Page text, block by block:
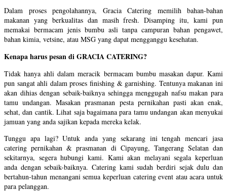
​Dalam proses pengolahannya, Gracia Catering memilih bahan-bahan
makanan yang berkualitas dan masih fresh. Disamping itu, kami pun
memakai bermacam jenis bumbu asli tanpa campuran bahan pengawet,
bahan kimia, vetsine, atau MSG yang dapat mengganggu kesehatan.
Kenapa harus pesan di GRACIA CATERING?
Tidak hanya ahli dalam meracik bermacam bumbu masakan dapur. Kami
pun sangat ahli dalam proses finishing & garnishing. Tentunya makanan ini
akan dihias dengan sebaik-baiknya sehingga menggugah nafsu makan para
tamu undangan. Masakan prasmanan pesta pernikahan pasti akan enak,
sehat, dan cantik. Lihat saja bagaimana para tamu undangan akan menyukai
jamuan yang anda sajikan kepada mereka kelak.
Tunggu apa lagi? Untuk anda yang sekarang ini tengah mencari jasa
catering pernikahan & prasmanan di Cipayung, Tangerang Selatan dan
sekitarnya, segera hubungi kami. Kami akan melayani segala keperluan
anda dengan sebaik-baiknya. Catering kami sudah berdiri sejak dulu dan
bertahun-tahun menangani semua keperluan catering event atau acara untuk
para pelanggan.